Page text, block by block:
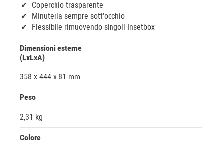
Coperchio trasparente
Minuteria sempre sott'occhio
Flessibile rimuovendo singoli Insetbox
Dimensioni esterne
(LxLxA)
358 x 444 x 81 mm
Peso
2,31 kg
Colore